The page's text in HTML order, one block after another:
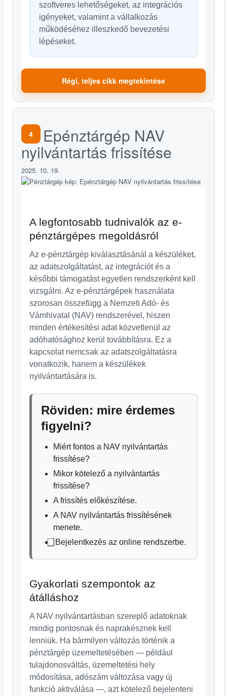
szoftveres lehetőségeket, az integrációs
igényeket, valamint a vállalkozás
működéséhez illeszkedő bevezetési
lépéseket.
Régi, teljes cikk megtekintése
4 Epénztárgép NAV
nyilvántartás frissítése
2025. 10. 19.
A legfontosabb tudnivalók az e-
pénztárgépes megoldásról
Az e-pénztárgép kiválasztásánál a készüléket,
az adatszolgáltatást, az integrációt és a
későbbi támogatást egyetlen rendszerként kell
vizsgálni. Az e-pénztárgépek használata
szorosan összefügg a Nemzeti Adó- és
Vámhivatal (NAV) rendszerével, hiszen
minden értékesítési adat közvetlenül az
adóhatósághoz kerül továbbításra. Ez a
kapcsolat nemcsak az adatszolgáltatásra
vonatkozik, hanem a készülékek
nyilvántartására is.
Röviden: mire érdemes
figyelni?
Miért fontos a NAV nyilvántartás
frissítése?
Mikor kötelező a nyilvántartás
frissítése?
A frissítés előkészítése.
A NAV nyilvántartás frissítésének
menete.
⃣ Bejelentkezés az online rendszerbe.
Gyakorlati szempontok az
átálláshoz
A NAV nyilvántartásban szereplő adatoknak
mindig pontosnak és naprakésznek kell
lenniük. Ha bármilyen változás történik a
pénztárgép üzemeltetésében — például
tulajdonosváltás, üzemeltetési hely
módosítása, adószám változása vagy új
funkció aktiválása —, azt kötelező bejelenteni